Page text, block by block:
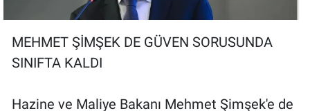
MEHMET ŞİMŞEK DE GÜVEN SORUSUNDA
SINIFTA KALDI
Hazine ve Maliye Bakanı Mehmet Şimşek'e de